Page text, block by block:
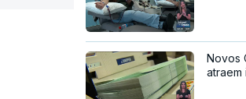
Novos
atraem